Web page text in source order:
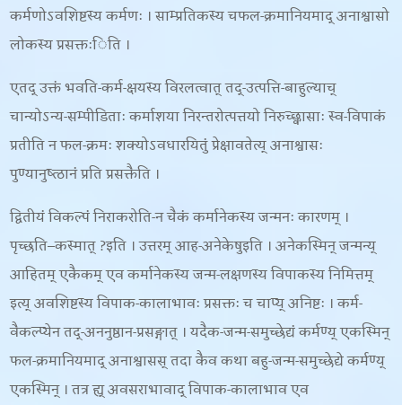
कर्मणोऽवशिष्टस्य कर्मणः । साम्प्रतिकस्य चफल-क्रमानियमाद् अनाश्वासो
लोकस्य प्रसक्तःिति ।
एतद् उक्तं भवति-कर्म-क्षयस्य विरलत्वात् तद्-उत्पत्ति-बाहुल्याच्
चान्योऽन्य-सम्पीडिताः कर्माशया निरन्तरोत्पत्तयो निरुच्छ्वासाः स्व-विपाकं
प्रतीति न फल-क्रमः शक्योऽवधारयितुं प्रेक्षावतेत्य् अनाश्वासः
पुण्यानुष्त्ठानं प्रति प्रसक्तैति ।
द्वितीयं विकल्पं निराकरोति-न चैकं कर्मानेकस्य जन्मनः कारणम् ।
पृच्छति–कस्मात्?इति । उत्तरम् आह-अनेकेषुइति । अनेकस्मिन् जन्मन्य्
आहितम् एकैकम् एव कर्मानेकस्य जन्म-लक्षणस्य विपाकस्य निमित्तम्
इत्य् अवशिष्टस्य विपाक-कालाभावः प्रसक्तः च चाप्य् अनिष्टः । कर्म-
वैकल्प्येन तद्-अननुष्ठान-प्रसङ्गात् । यदैक-जन्म-समुच्छेद्यं कर्मण्य् एकस्मिन्
फल-क्रमानियमाद् अनाश्वासस् तदा कैव कथा बहु-जन्म-समुच्छेद्ये कर्मण्य्
एकस्मिन् । तत्र ह्य् अवसराभावाद् विपाक-कालाभाव एव